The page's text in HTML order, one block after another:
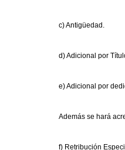
c) Antigüedad.
d) Adicional por
e) Adicional por
Además se hará
f) Retribución